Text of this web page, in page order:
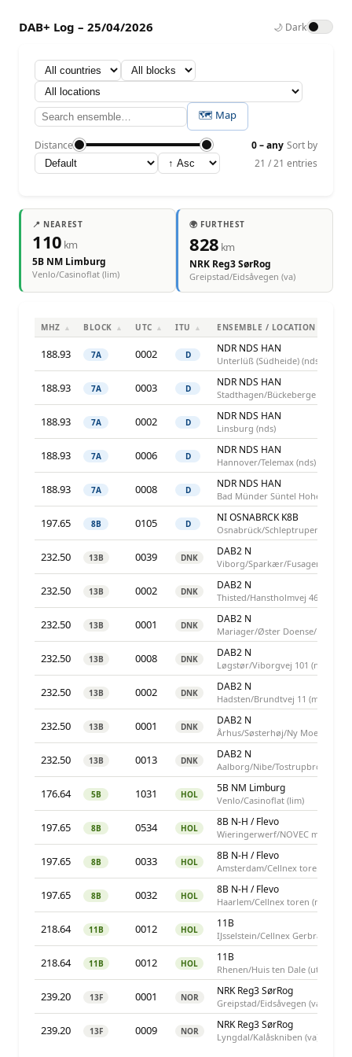
DAB+ Log – 25/04/2026 🌙 Dark
🗺 Map
Distance 0 – any Sort by
21 / 21 entries
📍 NEAREST
110 km
5B NM Limburg
Venlo/Casinoflat (lim)
🌍 FURTHEST
828 km
NRK Reg3 SørRog
Greipstad/Eidsåvegen (va)
MHZ ▲ BLOCK ▲ UTC ▲ ITU ▲ ENSEMBLE / LOCATION
188.93 7A 0002 D NDR NDS HAN
Unterlüß (Südheide) (nds)
188.93 7A 0003 D NDR NDS HAN
Stadthagen/Bückeberge (nds)
188.93 7A 0002 D NDR NDS HAN
Linsburg (nds)
188.93 7A 0006 D NDR NDS HAN
Hannover/Telemax (nds)
188.93 7A 0008 D NDR NDS HAN
Bad Münder Süntel Hohe Egge
197.65 8B 0105 D NI OSNABRCK K8B
Osnabrück/Schleptruper Egge
232.50 13B 0039 DNK DAB2 N
Viborg/Sparkær/Fusagervej
232.50 13B 0002 DNK DAB2 N
Thisted/Hanstholmvej 46 (njy)
232.50 13B 0001 DNK DAB2 N
Mariager/Øster Doense/
232.50 13B 0008 DNK DAB2 N
Løgstør/Viborgvej 101 (njy)
232.50 13B 0002 DNK DAB2 N
Hadsten/Brundtvej 11 (mjy)
232.50 13B 0001 DNK DAB2 N
Århus/Søsterhøj/Ny
232.50 13B 0013 DNK DAB2 N
Aalborg/Nibe/Tostrupbrovej (njy)
176.64 5B 1031 HOL 5B NM Limburg
Venlo/Casinoflat (lim)
197.65 8B 0534 HOL 8B N-H / Flevo
Wieringerwerf/NOVEC mast
197.65 8B 0033 HOL 8B N-H / Flevo
Amsterdam/Cellnex toren (nho)
197.65 8B 0032 HOL 8B N-H / Flevo
Haarlem/Cellnex toren (nho)
218.64 11B 0012 HOL 11B
IJsselstein/Cellnex
218.64 11B 0012 HOL 11B
Rhenen/Huis ten Dale (utr)
239.20 13F 0001 NOR NRK Reg3 SørRog
Greipstad/Eidsåvegen (va)
239.20 13F 0009 NOR NRK Reg3 SørRog
Lyngdal/Kalåskniben (va)